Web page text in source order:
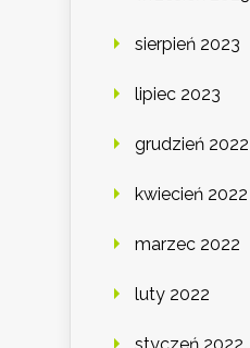
sierpień 2023
lipiec 2023
grudzień 2022
kwiecień 2022
marzec 2022
luty 2022